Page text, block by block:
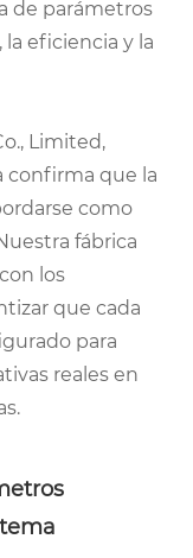
de parámetros
eficiencia y la
Limited,
confirma que la
como
fábrica
los
que cada
para
reales en